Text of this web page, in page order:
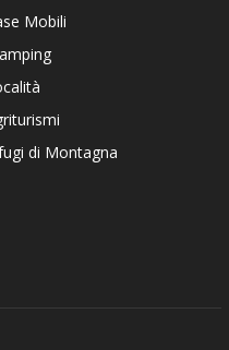
Mobili
di Montagna